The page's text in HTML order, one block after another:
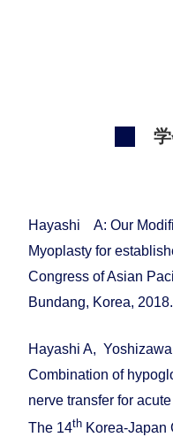
Hayashi A: Our
Myoplasty for
Congress of Asian
Bundang, Korea, 2018.
Hayashi A,
Combination of
nerve transfer for
The 14thKorea-Japan